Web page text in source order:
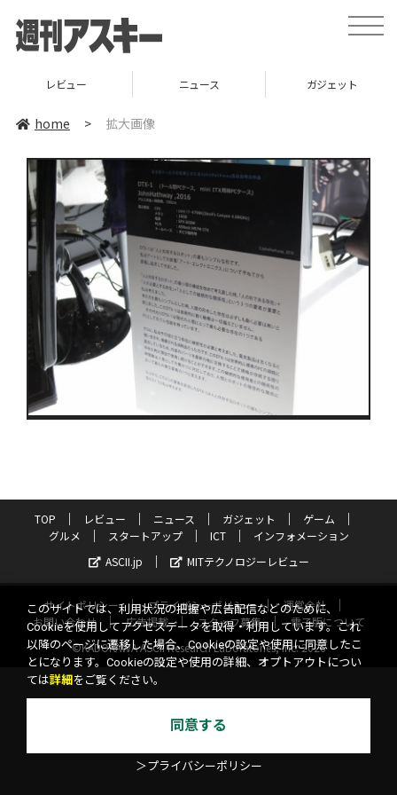
toggle
レビュー ニュース ガジェット
home > 拡大画像
TOP レビュー ニュース ガジェット
ゲーム
グルメ
スタートアップ ICT
インフォメーション
ASCII.jp
MITテクノロジーレビュー
サイトポリシー プライバシーポリシー
運営会社
お問い合わせ
広告掲載 スタッフ募集
電子版について
©KADOKAWA ASCII Research Laboratories, Inc. 2026
このサイトでは、利用状況の把握や広告配信などのために、
Cookieを使用してアクセスデータを取得・利用しています。これ
以降のページに遷移した場合、Cookieの設定や使用に同意したこ
とになります。Cookieの設定や使用の詳細、オプトアウトについ
ては詳細 をご覧ください。
同意する
＞プライバシーポリシー